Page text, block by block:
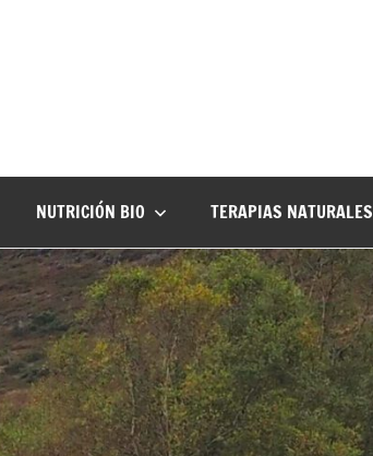
NUTRICIÓN BIO TERAPIAS NATURALES